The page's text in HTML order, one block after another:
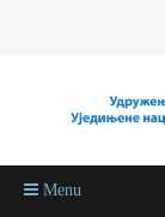
Menu